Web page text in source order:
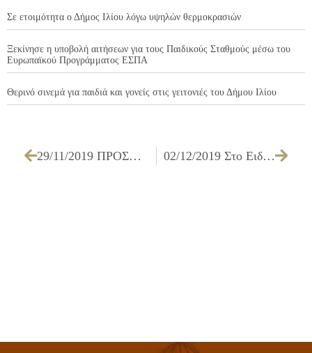
Σε ετοιμότητα ο Δήμος Ιλίου λόγω υψηλών θερμοκρασιών
Ξεκίνησε η υποβολή αιτήσεων για τους Παιδικούς Σταθμούς μέσω του
Ευρωπαϊκού Προγράμματος ΕΣΠΑ
Θερινό σινεμά για παιδιά και γονείς στις γειτονιές του Δήμου Ιλίου
29/11/2019 ΠΡΟΣΚΛΗΣΗ ΤΩΝ ΜΕΛΩΝ ΤΗΣ ΕΠΙΤΡΟΠΗΣ ΠΟΙΟΤΗΤΑΣ ΖΩΗΣ ΓΙΑ ΤΗΝ 05/12/2019 02/12/2019 Στο Ειδικό Δημοτικό Σχολείο Ιλίου το διεθνώς καταξιωμένο παλαιστινιακό χορευτικό συγκρότημα El-Funoun